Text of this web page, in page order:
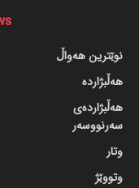
نوێترین هەواڵ
هەڵبژاردە
هەڵبژاردەی
سەرنووسەر
وتار
وتووێژ